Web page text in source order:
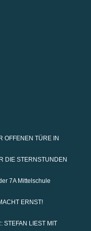
OFFENEN TÜRE IN
DIE STERNSTUNDEN
7A Mittelschule
ERNST!
STEFAN LIEST MIT